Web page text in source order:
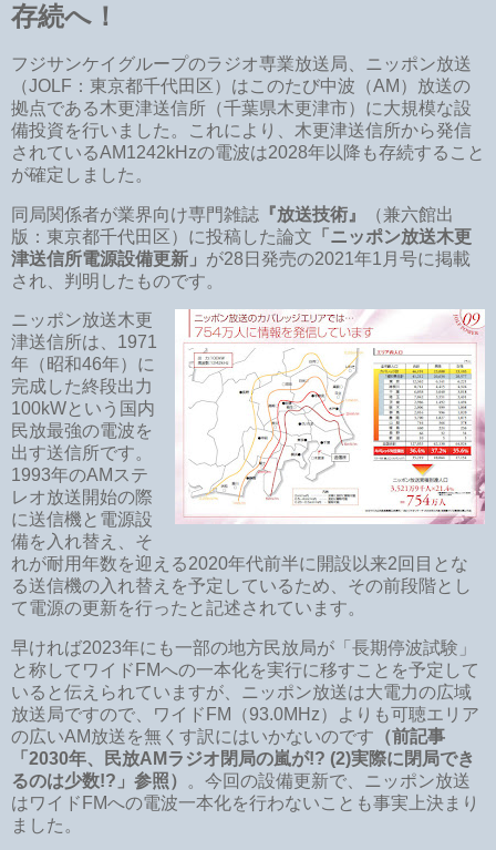
存続へ！
フジサンケイグループのラジオ専業放送局、ニッポン放送
（JOLF：東京都千代田区）はこのたび中波（AM）放送の
拠点である木更津送信所（千葉県木更津市）に大規模な設
備投資を行いました。これにより、木更津送信所から発信
されているAM1242kHzの電波は2028年以降も存続すること
が確定しました。
同局関係者が業界向け専門雑誌 『放送技術』
（兼六館出
版：東京都千代田区）に投稿した論文 「ニッポン放送木更
津送信所電源設備更新」 が28日発売の2021年1月号に掲載
され、判明したものです。
ニッポン放送木更
津送信所は、1971
年（昭和46年）に
完成した終段出力
100kWという国内
民放最強の電波を
出す送信所です。
1993年のAMステ
レオ放送開始の際
に送信機と電源設
備を入れ替え、そ
れが耐用年数を迎える2020年代前半に開設以来2回目とな
る送信機の入れ替えを予定しているため、その前段階とし
て電源の更新を行ったと記述されています。
早ければ2023年にも一部の地方民放局が「長期停波試験」
と称してワイドFMへの一本化を実行に移すことを予定して
いると伝えられていますが、ニッポン放送は大電力の広域
放送局ですので、ワイドFM（93.0MHz）よりも可聴エリア
の広いAM放送を無くす訳にはいかないのです （前記事
「2030年、民放AMラジオ閉局の嵐が!? (2)実際に閉局でき
るのは少数!?」参照）
。今回の設備更新で、ニッポン放送
はワイドFMへの電波一本化を行わないことも事実上決まり
ました。